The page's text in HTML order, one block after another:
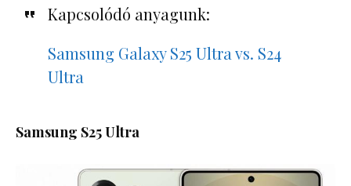
Kapcsolódó anyagunk:
Samsung Galaxy S25 Ultra vs. S24
Ultra
Samsung S25 Ultra